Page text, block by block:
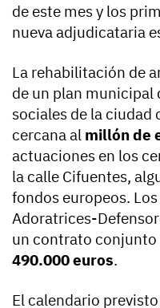
de este mes y los
nueva adjudicataria
La rehabilitación de
de un plan municipal
sociales de la ciudad
cercana al millón de
actuaciones en los
la calle Cifuentes,
fondos europeos.
Adoratrices-
un contrato
490.000 euros.
El calendario